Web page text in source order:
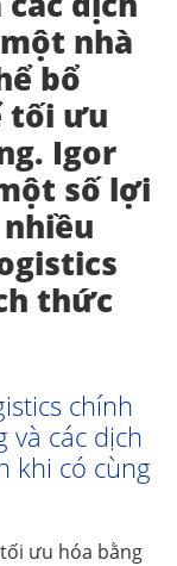
nhà
bổ
tối ưu
Igor
số lợi
thức
chính
và các dịch
khi có cùng
ưu hóa bằng